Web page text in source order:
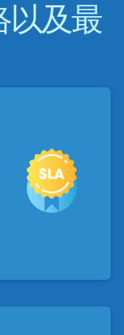
以及最